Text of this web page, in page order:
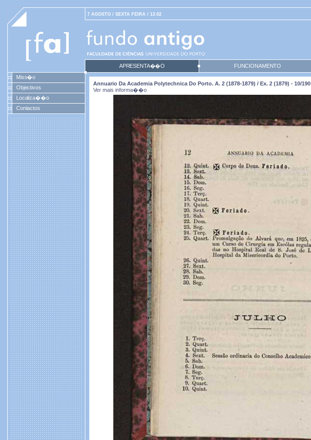
7 AGOSTO / SEXTA FEIRA / 13:02
APRESENTA��O FUNCIONAMENTO
Miss�o
Objectivos
Localiza��o
Contactos
Annuario Da Academia Polytechnica Do Porto. A. 2 (1878-1879) / Ex. 2 (1879) - 10/190
Ver mais informa��o